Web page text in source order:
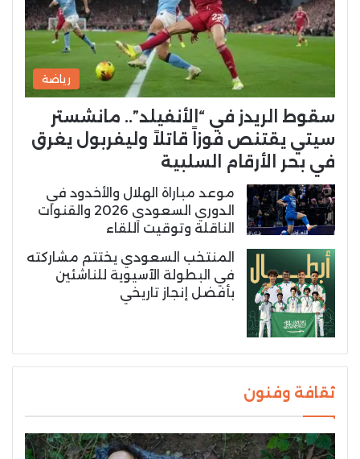
رياضة
سقوط الريدز في “الأنفيلد”.. مانشستر
سيتي يقتنص فوزاً قاتلاً وليفربول يغرق
في بحر الأرقام السلبية
موعد مباراة الهلال والأخدود في
الدوري السعودي 2026 والقنوات
الناقلة وتوقيت اللقاء
المنتخب السعودي يختتم مشاركته
في البطولة الآسيوية للناشئين
بأفضل إنجاز تاريخي
ثقافة وفنون